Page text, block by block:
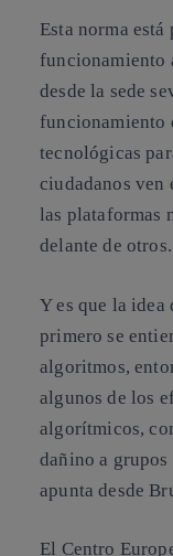
Esta norma está
funcionamiento
desde la sede
funcionamiento
tecnológicas
ciudadanos ven
las plataformas
delante de otros.
Y es que la idea
primero se
algoritmos,
algunos de los
algorítmicos,
dañino a
apunta desde
El Centro